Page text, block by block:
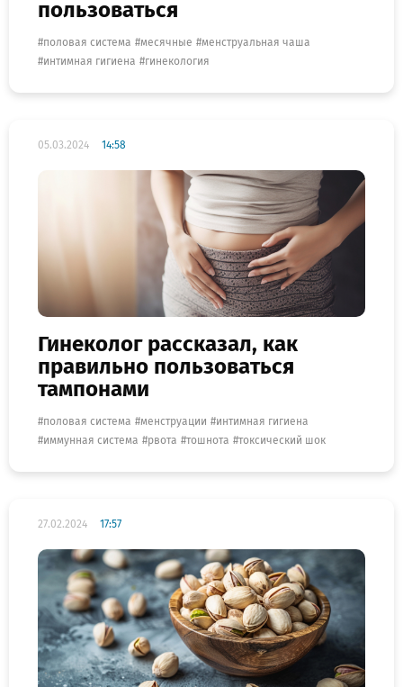
пользоваться
половая система месячные
менструальная чаша
интимная гигиена
гинекология
05.03.2024 14:58
Гинеколог рассказал, как
правильно пользоваться
тампонами
половая система менструации
интимная гигиена
иммунная система
рвота тошнота токсический шок
27.02.2024 17:57